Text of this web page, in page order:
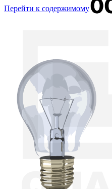
Перейти к содержимому